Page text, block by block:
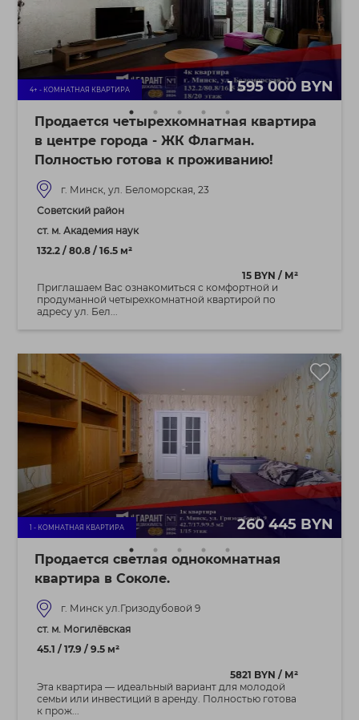
4+ - КОМНАТНАЯ КВАРТИРА 1 595 000 BYN
Продается четырехкомнатная квартира
в центре города - ЖК Флагман.
Полностью готова к проживанию!
г. Минск, ул. Беломорская, 23
Советский район
ст. м. Академия наук
132.2 / 80.8 / 16.5 м²
15 BYN / М²
Приглашаем Вас ознакомиться с комфортной и
продуманной четырехкомнатной квартирой по
адресу ул. Бел...
1 - КОМНАТНАЯ КВАРТИРА 260 445 BYN
Продается светлая однокомнатная
квартира в Соколе.
г. Минск ул.Гризодубовой 9
ст. м. Могилёвская
45.1 / 17.9 / 9.5 м²
5821 BYN / М²
Эта квартира — идеальный вариант для молодой
семьи или инвестиций в аренду. Полностью готова
к прож...